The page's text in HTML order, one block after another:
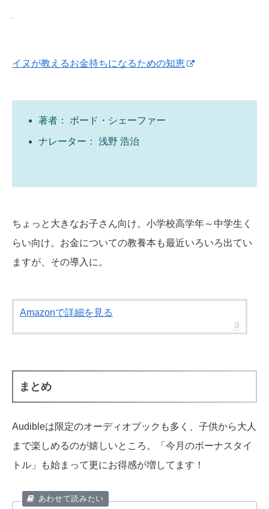
イヌが教えるお金持ちになるための知恵
著者： ボード・シェーファー
ナレーター： 浅野 浩治
ちょっと大きなお子さん向け。小学校高学年～中学生く
らい向け。お金についての教養本も最近いろいろ出てい
ますが、その導入に。
Amazonで詳細を見る
まとめ
Audibleは限定のオーディオブックも多く、子供から大人
まで楽しめるのが嬉しいところ。「今月のボーナスタイ
トル」も始まって更にお得感が増してます！